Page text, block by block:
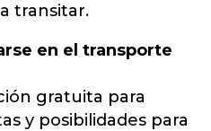
transitar.
en el transporte
gratuita para
y posibilidades para